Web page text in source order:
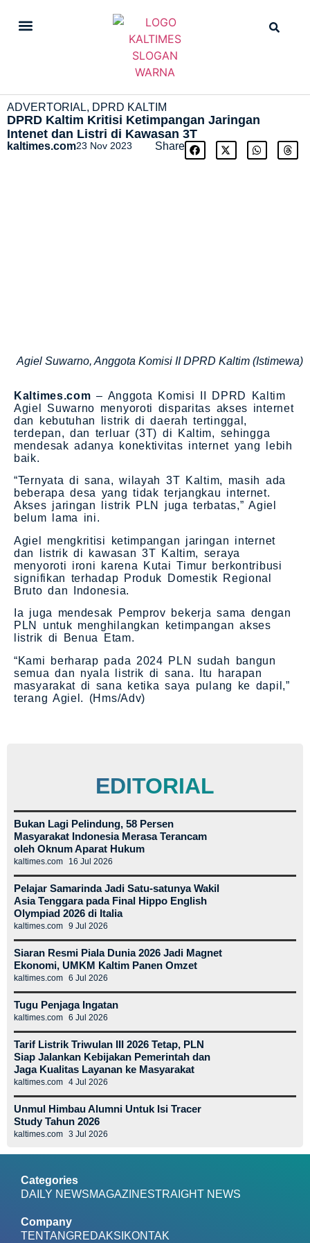
ADVERTORIAL, DPRD KALTIM
DPRD Kaltim Kritisi Ketimpangan Jaringan
Intenet dan Listri di Kawasan 3T
kaltimes.com23 Nov 2023 Share
Agiel Suwarno, Anggota Komisi II DPRD Kaltim (Istimewa)
Kaltimes.com – Anggota Komisi II DPRD Kaltim
Agiel Suwarno menyoroti disparitas akses internet
dan kebutuhan listrik di daerah tertinggal,
terdepan, dan terluar (3T) di Kaltim, sehingga
mendesak adanya konektivitas internet yang lebih
baik.
“Ternyata di sana, wilayah 3T Kaltim, masih ada
beberapa desa yang tidak terjangkau internet.
Akses jaringan listrik PLN juga terbatas,” Agiel
belum lama ini.
Agiel mengkritisi ketimpangan jaringan internet
dan listrik di kawasan 3T Kaltim, seraya
menyoroti ironi karena Kutai Timur berkontribusi
signifikan terhadap Produk Domestik Regional
Bruto dan Indonesia.
Ia juga mendesak Pemprov bekerja sama dengan
PLN untuk menghilangkan ketimpangan akses
listrik di Benua Etam.
“Kami berharap pada 2024 PLN sudah bangun
semua dan nyala listrik di sana. Itu harapan
masyarakat di sana ketika saya pulang ke dapil,”
terang Agiel. (Hms/Adv)
EDITORIAL
Bukan Lagi Pelindung, 58 Persen
Masyarakat Indonesia Merasa Terancam
oleh Oknum Aparat Hukum
kaltimes.com 16 Jul 2026
Pelajar Samarinda Jadi Satu-satunya Wakil
Asia Tenggara pada Final Hippo English
Olympiad 2026 di Italia
kaltimes.com 9 Jul 2026
Siaran Resmi Piala Dunia 2026 Jadi Magnet
Ekonomi, UMKM Kaltim Panen Omzet
kaltimes.com 6 Jul 2026
Tugu Penjaga Ingatan
kaltimes.com 6 Jul 2026
Tarif Listrik Triwulan III 2026 Tetap, PLN
Siap Jalankan Kebijakan Pemerintah dan
Jaga Kualitas Layanan ke Masyarakat
kaltimes.com 4 Jul 2026
Unmul Himbau Alumni Untuk Isi Tracer
Study Tahun 2026
kaltimes.com 3 Jul 2026
Categories
DAILY NEWSMAGAZINESTRAIGHT NEWS
Company
TENTANGREDAKSI KONTAK